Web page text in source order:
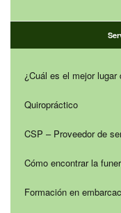
¿Cuál es el mejor
Quiropráctico
CSP – Proveedor de
Cómo encontrar la
Formación en